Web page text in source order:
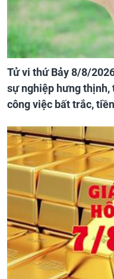
Tử vi thứ Bảy 8/8/
sự nghiệp hưng thịnh,
công việc bất trắc,